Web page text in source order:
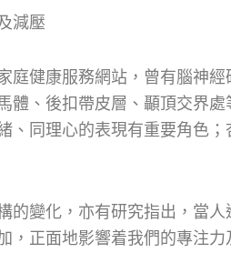
減壓
庭健康服務網站，曾有腦神
體、後扣帶皮層、顳頂交界
、同理心的表現有重要角色
的變化，亦有研究指出，當
，正面地影響着我們的專注力